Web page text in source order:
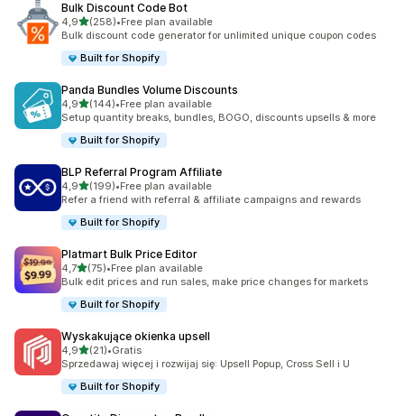
Bulk Discount Code Bot
4,9na 5 gwiazdek
(258)
Łączna liczba recenzji: 258
•Free plan available
Bulk discount code generator for unlimited unique coupon codes
Built for Shopify
Panda Bundles Volume Discounts
4,9na 5 gwiazdek
(144)
Łączna liczba recenzji: 144
•Free plan available
Setup quantity breaks, bundles, BOGO, discounts upsells & more
Built for Shopify
BLP Referral Program Affiliate
4,9na 5 gwiazdek
(199)
Łączna liczba recenzji: 199
•Free plan available
Refer a friend with referral & affiliate campaigns and rewards
Built for Shopify
Platmart Bulk Price Editor
4,7na 5 gwiazdek
(75)
Łączna liczba recenzji: 75
•Free plan available
Bulk edit prices and run sales, make price changes for markets
Built for Shopify
Wyskakujące okienka upsell
4,9na 5 gwiazdek
(21)
Łączna liczba recenzji: 21
•Gratis
Sprzedawaj więcej i rozwijaj się: Upsell Popup, Cross Sell i U
Built for Shopify